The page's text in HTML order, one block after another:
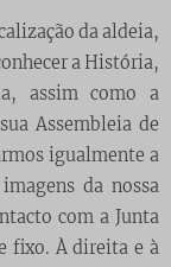
da aldeia,
a História,
assim como a
Assembleia de
igualmente a
da nossa
com a Junta
fixo. À direita e à